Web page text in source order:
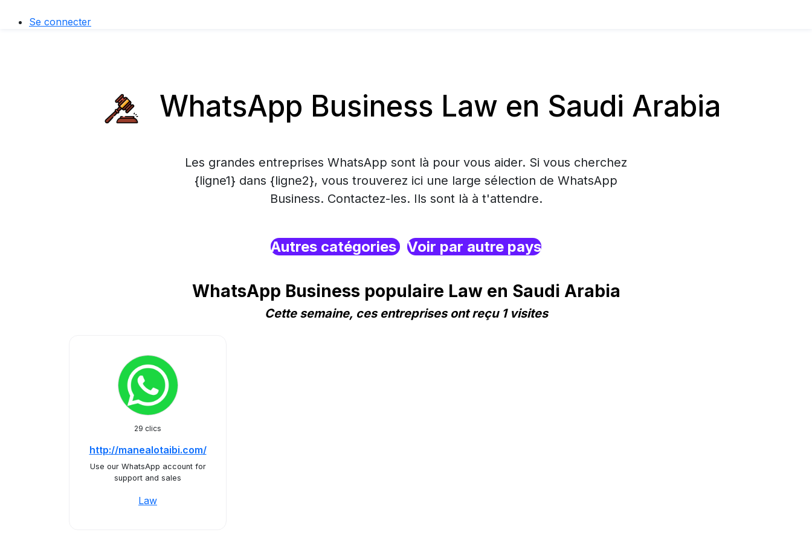
Se connecter
WhatsApp Business Law en Saudi Arabia
Les grandes entreprises WhatsApp sont là pour vous aider. Si vous cherchez
{ligne1} dans {ligne2}, vous trouverez ici une large sélection de WhatsApp
Business. Contactez-les. Ils sont là à t'attendre.
Autres catégories Voir par autre pays
WhatsApp Business populaire Law en Saudi Arabia
Cette semaine, ces entreprises ont reçu 1 visites
29 clics
http://manealotaibi.com/
Use our WhatsApp account for
support and sales
Law